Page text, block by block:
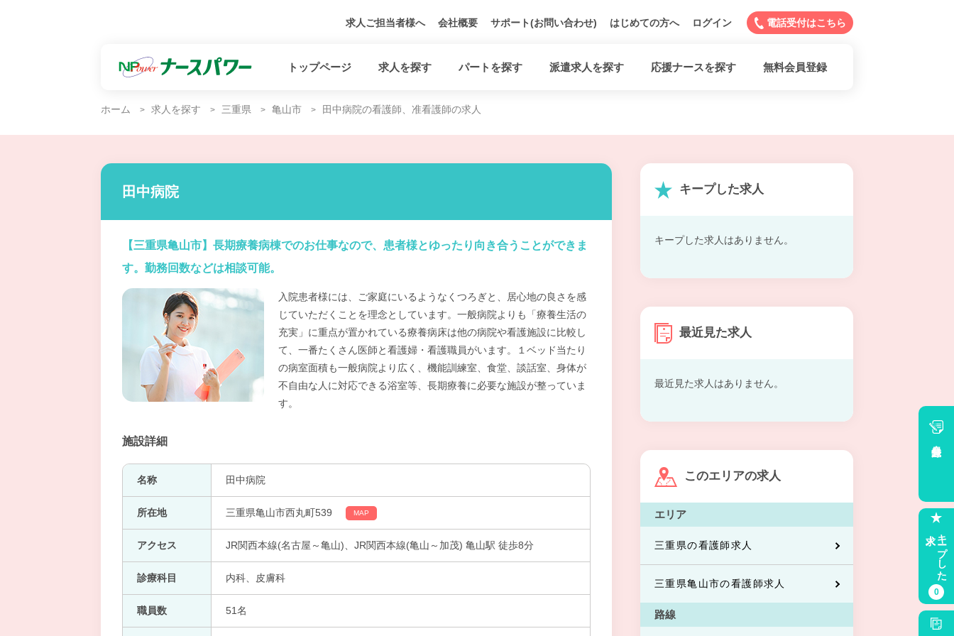
求人ご担当者様へ 会社概要 サポート(お問い合わせ) はじめての方へ ログイン 電話受付はこちら
トップページ 求人を探す パートを探す 派遣求人を探す 応援ナースを探す 無料会員登録
ホーム 求人を探す 三重県 亀山市 田中病院の看護師、准看護師の求人
田中病院
【三重県亀山市】長期療養病棟でのお仕事なので、患者様とゆったり向き合うことができま
す。勤務回数などは相談可能。
入院患者様には、ご家庭にいるようなくつろぎと、居心地の良さを感
じていただくことを理念としています。一般病院よりも「療養生活の
充実」に重点が置かれている療養病床は他の病院や看護施設に比較し
て、一番たくさん医師と看護婦・看護職員がいます。１ベッド当たり
の病室面積も一般病院より広く、機能訓練室、食堂、談話室、身体が
不自由な人に対応できる浴室等、長期療養に必要な施設が整っていま
す。
施設詳細
名称 田中病院
所在地 三重県亀山市西丸町539 MAP
アクセス JR関西本線(名古屋～亀山)、JR関西本線(亀山～加茂) 亀山駅 徒歩8分
診療科目 内科、皮膚科
職員数 51名
キープした求人
キープした求人はありません。
最近見た求人
最近見た求人はありません。
このエリアの求人
エリア
三重県の看護師求人
三重県亀山市の看護師求人
路線
キープした
0